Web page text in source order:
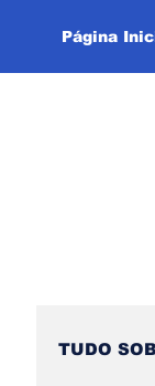
Página
TUDO